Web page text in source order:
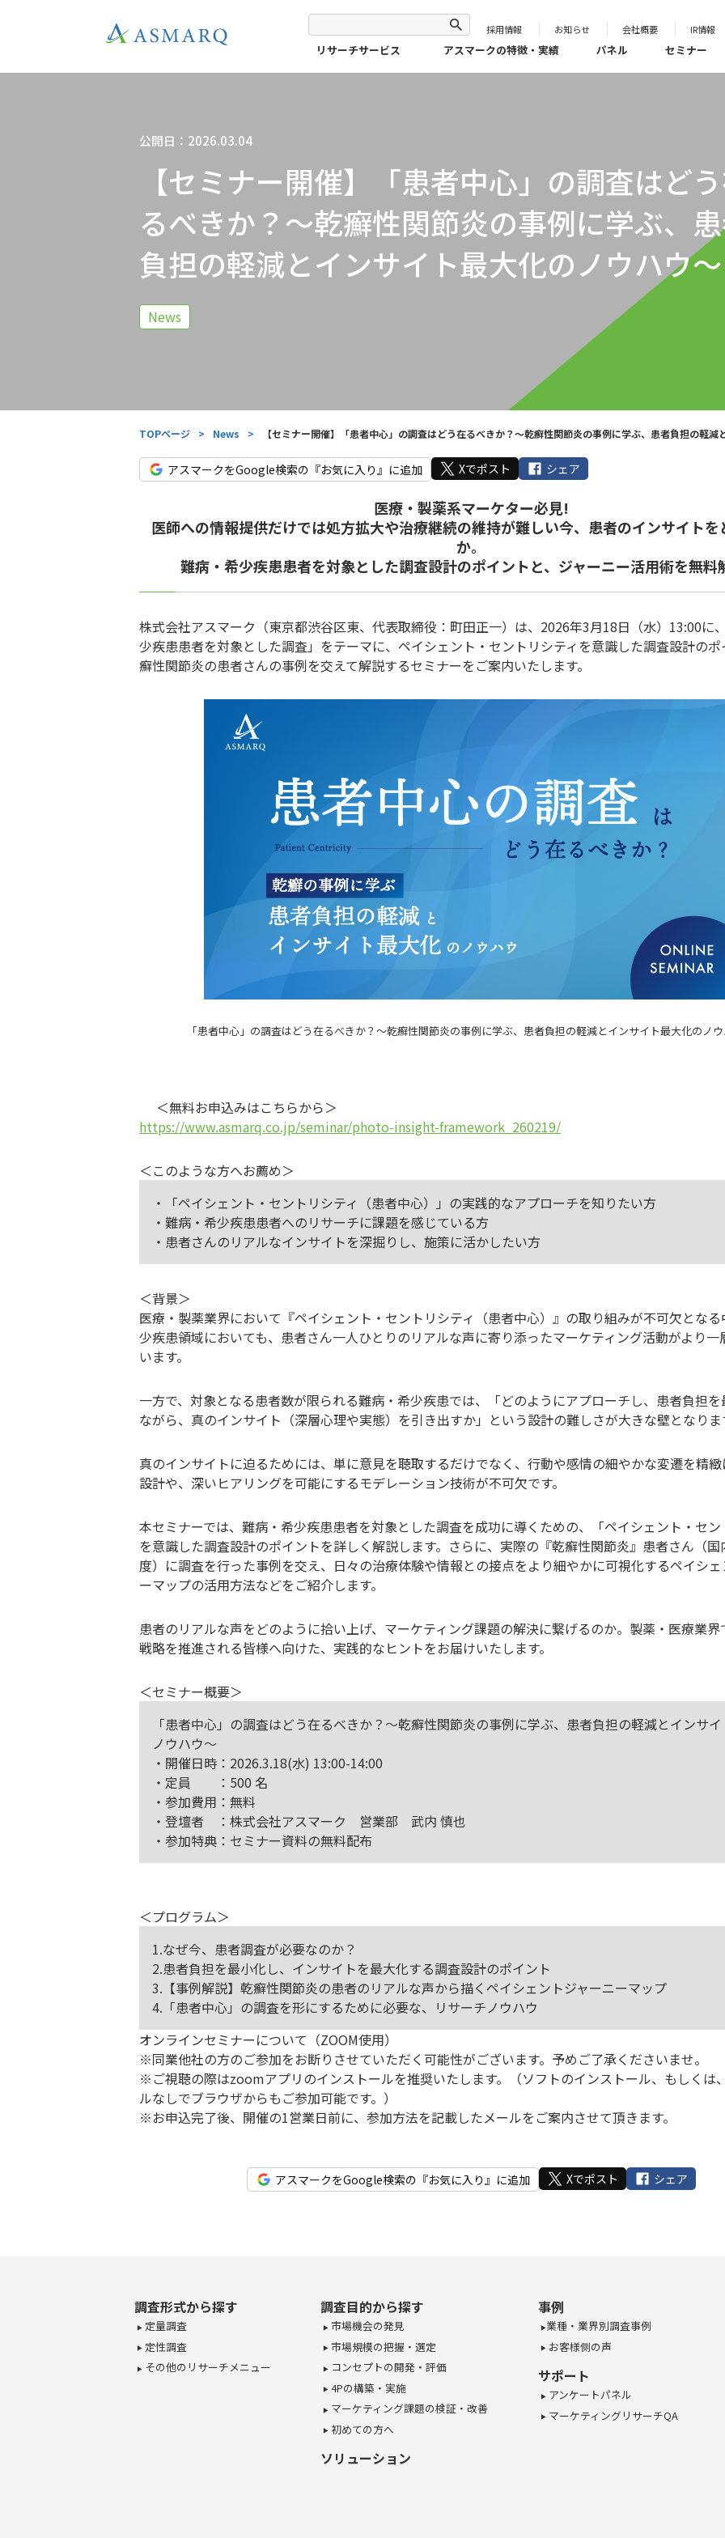
採用情報 お知らせ 会社概要 IR情報
リサーチサービス アスマークの特徴・実績 パネル セミナー
公開日：2026.03.04
【セミナー開催】「患者中心」の調査はど
るべきか？〜乾癬性関節炎の事例に学ぶ、
負担の軽減とインサイト最大化のノウハウ〜
News
TOPページ > News > 【セミナー開催】「患者中心」の調査はどう在るべきか？〜乾癬性関節炎の事例に学ぶ、患者負担の軽
アスマークをGoogle検索の『お気に入り』に追加 Xでポスト シェア
医療・製薬系マーケター必見!
医師への情報提供だけでは処方拡大や治療継続の維持が難しい今、患者のインサイトを
か。
難病・希少疾患患者を対象とした調査設計のポイントと、ジャーニー活用術を無料
株式会社アスマーク（東京都渋谷区東、代表取締役：町田正一）は、2026年3月18日（水）13:00に
少疾患患者を対象とした調査」をテーマに、ペイシェント・セントリシティを意識した調査設計の
癬性関節炎の患者さんの事例を交えて解説するセミナーをご案内いたします。
「患者中心」の調査はどう在るべきか？〜乾癬性関節炎の事例に学ぶ、患者負担の軽減とインサイト最大化のノ
＜無料お申込みはこちらから＞
https://www.asmarq.co.jp/seminar/photo-insight-framework_260219/
＜このような方へお薦め＞
・「ペイシェント・セントリシティ（患者中心）」の実践的なアプローチを知りたい方
・難病・希少疾患患者へのリサーチに課題を感じている方
・患者さんのリアルなインサイトを深掘りし、施策に活かしたい方
＜背景＞
医療・製薬業界において『ペイシェント・セントリシティ（患者中心）』の取り組みが不可欠とな
少疾患領域においても、患者さん一人ひとりのリアルな声に寄り添ったマーケティング活動がより一
います。
一方で、対象となる患者数が限られる難病・希少疾患では、「どのようにアプローチし、患者負担
ながら、真のインサイト（深層心理や実態）を引き出すか」という設計の難しさが大きな壁となりま
真のインサイトに迫るためには、単に意見を聴取するだけでなく、行動や感情の細やかな変遷を精
設計や、深いヒアリングを可能にするモデレーション技術が不可欠です。
本セミナーでは、難病・希少疾患患者を対象とした調査を成功に導くための、「ペイシェント・セ
を意識した調査設計のポイントを詳しく解説します。さらに、実際の『乾癬性関節炎』患者さん（
度）に調査を行った事例を交え、日々の治療体験や情報との接点をより細やかに可視化するペイシ
ーマップの活用方法などをご紹介します。
患者のリアルな声をどのように拾い上げ、マーケティング課題の解決に繋げるのか。製薬・医療業
戦略を推進される皆様へ向けた、実践的なヒントをお届けいたします。
＜セミナー概要＞
「患者中心」の調査はどう在るべきか？〜乾癬性関節炎の事例に学ぶ、患者負担の軽減とインサ
ノウハウ〜
・開催日時：2026.3.18(水) 13:00-14:00
・定員 ：500 名
・参加費用：無料
・登壇者 ：株式会社アスマーク 営業部 武内 慎也
・参加特典：セミナー資料の無料配布
＜プログラム＞
1.なぜ今、患者調査が必要なのか？
2.患者負担を最小化し、インサイトを最大化する調査設計のポイント
3.【事例解説】乾癬性関節炎の患者のリアルな声から描くペイシェントジャーニーマップ
4.「患者中心」の調査を形にするために必要な、リサーチノウハウ
オンラインセミナーについて（ZOOM使用）
※同業他社の方のご参加をお断りさせていただく可能性がございます。予めご了承くださいませ。
※ご視聴の際はzoomアプリのインストールを推奨いたします。（ソフトのインストール、もしくは
ルなしでブラウザからもご参加可能です。）
※お申込完了後、開催の1営業日前に、参加方法を記載したメールをご案内させて頂きます。
アスマークをGoogle検索の『お気に入り』に追加 Xでポスト シェア
調査形式から探す
定量調査
定性調査
その他のリサーチメニュー
調査目的から探す
市場機会の発見
市場規模の把握・選定
コンセプトの開発・評価
4Pの構築・実施
マーケティング課題の検証・改善
初めての方へ
ソリューション
事例
業種・業界別調査事例
お客様側の声
サポート
アンケートパネル
マーケティングリサーチQA